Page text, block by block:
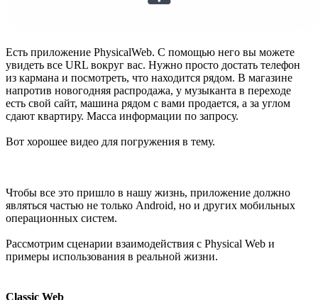
Есть приложение PhysicalWeb. С помощью него вы можете
увидеть все URL вокруг вас. Нужно просто достать телефон
из кармана и посмотреть, что находится рядом. В магазине
напротив новогодняя распродажа, у музыканта в переходе
есть свой сайт, машина рядом с вами продается, а за углом
сдают квартиру. Масса информации по запросу.
Вот хорошее видео для погружения в тему.
Чтобы все это пришло в нашу жизнь, приложение должно
являться частью не только Android, но и других мобильных
операционных систем.
Рассмотрим сценарии взаимодействия с Physical Web и
примеры использования в реальной жизни.
Classic Web